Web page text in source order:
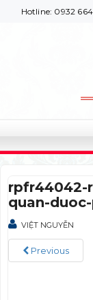
Hotline: 0932 664422
rpfr44042-
quan-
VIỆT NGUYỄN
Previous